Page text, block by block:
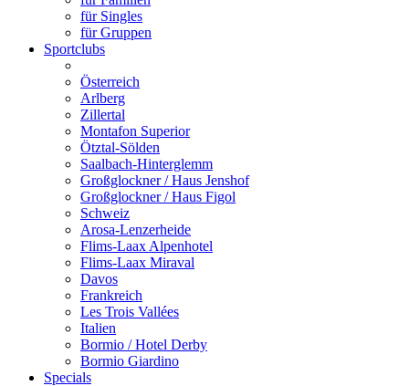
für Singles
für Gruppen
Sportclubs
Österreich
Arlberg
Zillertal
Montafon Superior
Ötztal-Sölden
Saalbach-Hinterglemm
Großglockner / Haus Jenshof
Großglockner / Haus Figol
Schweiz
Arosa-Lenzerheide
Flims-Laax Alpenhotel
Flims-Laax Miraval
Davos
Frankreich
Les Trois Vallées
Italien
Bormio / Hotel Derby
Bormio Giardino
Specials